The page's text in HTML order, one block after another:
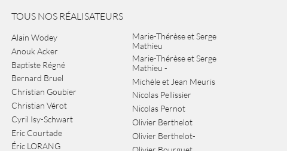
TOUS NOS RÉALISATEURS
Alain Wodey
Anouk Acker
Baptiste Régné
Bernard Bruel
Christian Goubier
Christian Vérot
Cyril Isy-Schwart
Eric Courtade
Éric LORANG
Marie-Thérèse et Serge
Mathieu
Marie-Thérèse et Serge
Mathieu -
Michèle et Jean Meuris
Nicolas Pellissier
Nicolas Pernot
Olivier Berthelot
Olivier Berthelot-